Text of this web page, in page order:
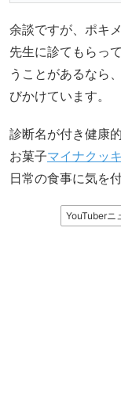
余談ですが、ポキ
先生に診てもらっ
うことがあるなら
びかけています。
診断名が付き健康
お菓子マイナクッ
日常の食事に気を
YouTuberニ